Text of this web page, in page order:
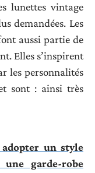
lunettes vintage
demandées. Les
aussi partie de
Elles s’inspirent
les personnalités
sont : ainsi très
un style
garde-robe